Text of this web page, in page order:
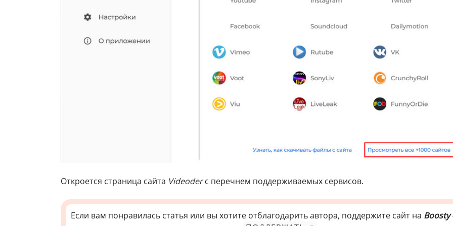
Откроется страница сайта Videoderс перечнем поддерживаемых сервисов.
Если вам понравилась статья или вы хотите отблагодарить автора, поддержите сайт на Boosty